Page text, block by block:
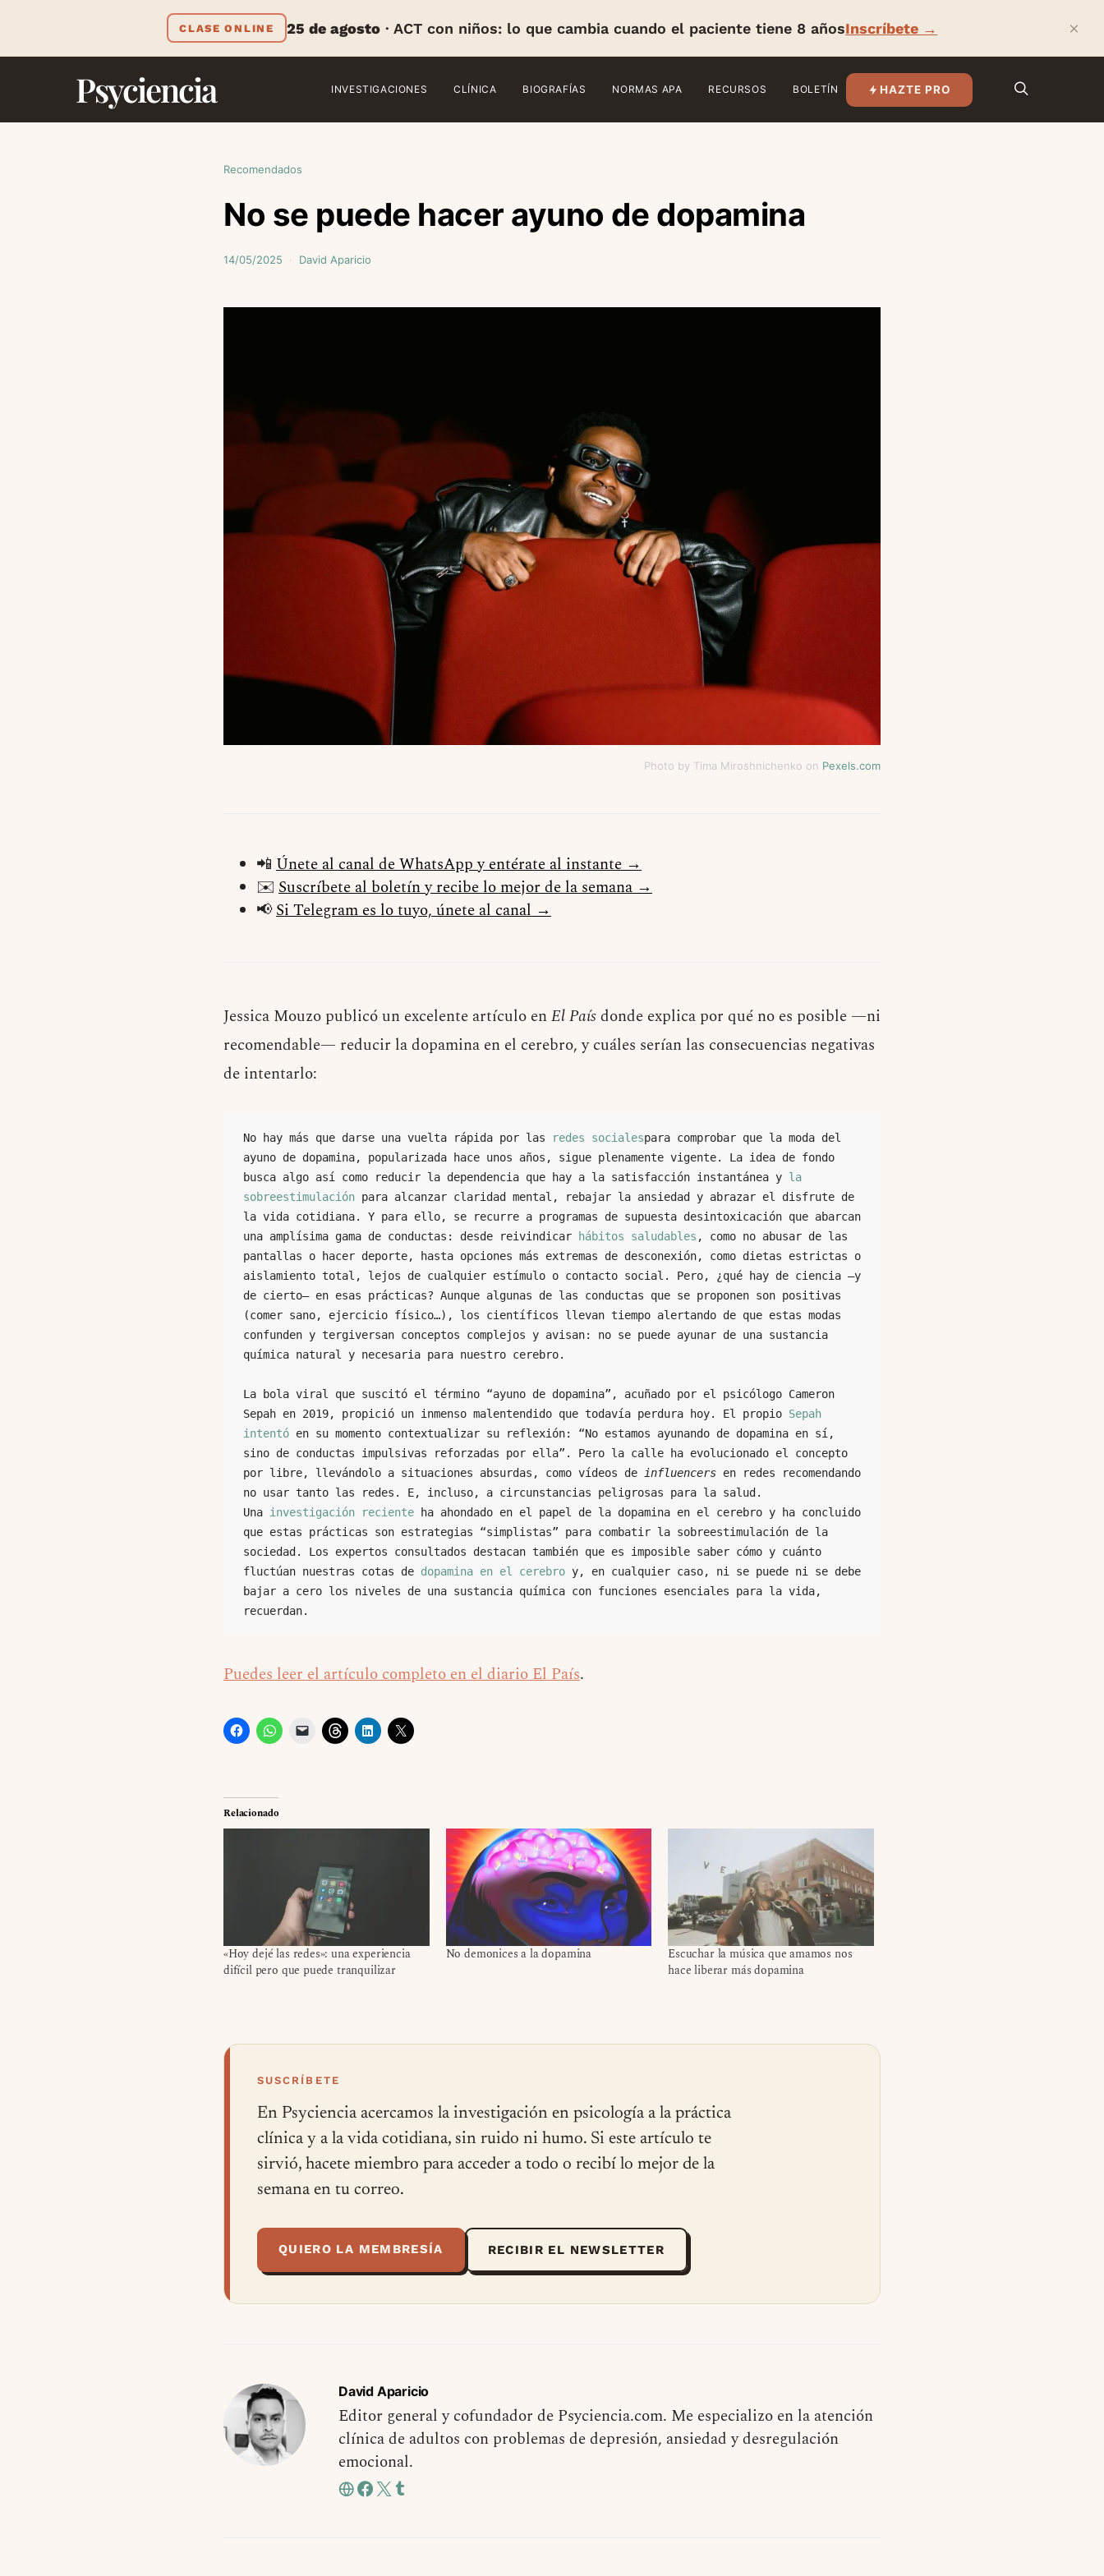
CLASE ONLINE 25 de agosto · ACT con niños: lo que cambia cuando el paciente tiene 8 añosInscríbete → ×
Psyciencia INVESTIGACIONES CLÍNICA BIOGRAFÍAS NORMAS APA RECURSOS BOLETÍN HAZTE PRO
Recomendados
No se puede hacer ayuno de dopamina
14/05/2025 David Aparicio
Photo by Tima Miroshnichenko on Pexels.com
📲 Únete al canal de WhatsApp y entérate al instante →
✉️ Suscríbete al boletín y recibe lo mejor de la semana →
📢Si Telegram es lo tuyo, únete al canal →
Jessica Mouzo publicó un excelente artículo enEl Paísdonde explica por qué no es posible —ni
recomendable— reducir la dopamina en el cerebro, y cuáles serían las consecuencias negativas
de intentarlo:
No hay más que darse una vuelta rápida por las redes socialespara comprobar que la moda del
ayuno de dopamina, popularizada hace unos años, sigue plenamente vigente. La idea de fondo
busca algo así como reducir la dependencia que hay a la satisfacción instantánea y la
sobreestimulación para alcanzar claridad mental, rebajar la ansiedad y abrazar el disfrute de
la vida cotidiana. Y para ello, se recurre a programas de supuesta desintoxicación que abarcan
una amplísima gama de conductas: desde reivindicar
hábitos saludables , como no abusar de las
pantallas o hacer deporte, hasta opciones más extremas de desconexión, como dietas estrictas o
aislamiento total, lejos de cualquier estímulo o contacto social. Pero, ¿qué hay de ciencia —y
de cierto— en esas prácticas? Aunque algunas de las conductas que se proponen son positivas
(comer sano, ejercicio físico…), los científicos llevan tiempo alertando de que estas modas
confunden y tergiversan conceptos complejos y avisan: no se puede ayunar de una sustancia
química natural y necesaria para nuestro cerebro.
La bola viral que suscitó el término “ayuno de dopamina”, acuñado por el psicólogo Cameron
Sepah en 2019, propició un inmenso malentendido que todavía perdura hoy. El propio Sepah
intentó en su momento contextualizar su reflexión: “No estamos ayunando de dopamina en sí,
sino de conductas impulsivas reforzadas por ella”. Pero la calle ha evolucionado el concepto
por libre, llevándolo a situaciones absurdas, como vídeos de
influencers en redes recomendando
no usar tanto las redes. E, incluso, a circunstancias peligrosas para la salud.
Una investigación reciente ha ahondado en el papel de la dopamina en el cerebro y ha concluido
que estas prácticas son estrategias “simplistas” para combatir la sobreestimulación de la
sociedad. Los expertos consultados destacan también que es imposible saber cómo y cuánto
fluctúan nuestras cotas de dopamina en el cerebro y, en cualquier caso, ni se puede ni se debe
bajar a cero los niveles de una sustancia química con funciones esenciales para la vida,
recuerdan.
Puedes leer el artículo completo en el diario El País.
Relacionado
«Hoy dejé las redes»: una experiencia
difícil pero que puede tranquilizar
No demonices a la dopamina
Escuchar la música que amamos nos
hace liberar más dopamina
SUSCRÍBETE
En Psyciencia acercamos la investigación en psicología a la práctica
clínica y a la vida cotidiana, sin ruido ni humo. Si este artículo te
sirvió, hacete miembro para acceder a todo o recibí lo mejor de la
semana en tu correo.
QUIERO LA MEMBRESÍA RECIBIR EL NEWSLETTER
David Aparicio
Editor general y cofundador de Psyciencia.com. Me especializo en la atención
clínica de adultos con problemas de depresión, ansiedad y desregulación
emocional.